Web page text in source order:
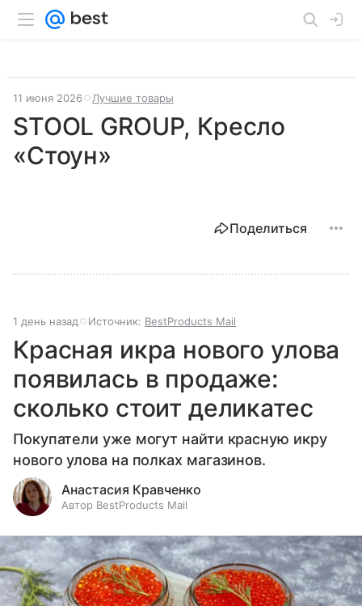
11 июня 2026 Лучшие товары
STOOL GROUP, Кресло
«Стоун»
Поделиться
1 день назад Источник: BestProducts Mail
Красная икра нового улова
появилась в продаже:
сколько стоит деликатес
Покупатели уже могут найти красную икру
нового улова на полках магазинов.
Анастасия Кравченко
Автор BestProducts Mail